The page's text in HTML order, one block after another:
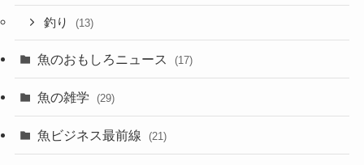
釣り (13)
魚のおもしろニュース (17)
魚の雑学 (29)
魚ビジネス最前線 (21)